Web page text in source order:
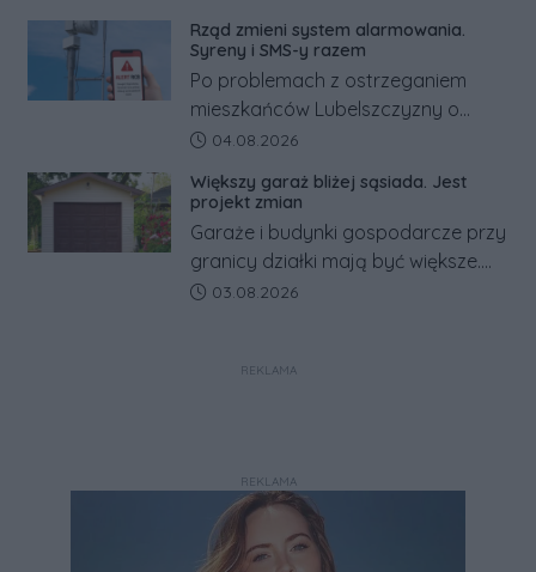
Co się dzieje?
Rząd zmieni system alarmowania.
Syreny i SMS-y razem
Po problemach z ostrzeganiem
mieszkańców Lubelszczyzny o
rosyjskim zagrożeniu rząd
alarmowych, alertów RCB i aplikacji
w jeden system.
Data dodania artykułu:
04.08.2026
Większy garaż bliżej sąsiada. Jest
projekt zmian
Garaże i budynki gospodarcze przy
granicy działki mają być większe.
Projekt zaostrza też zasady
Data dodania artykułu:
03.08.2026
REKLAMA
REKLAMA